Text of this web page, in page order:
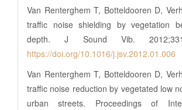
Van Renterghem T, Botteldooren D,
traffic noise shielding by vegetation
depth. J Sound Vib.
https://doi.org/10.1016/j.jsv.2012.01.006
Van Renterghem T, Botteldooren D,
traffic noise reduction by vegetated low
urban streets. Proceedings of